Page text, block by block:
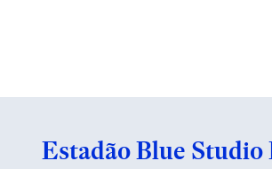
Estadão Blue Studio